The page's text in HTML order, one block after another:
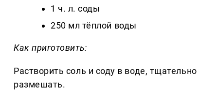
1 ч. л. соды
250 мл тёплой воды
Как приготовить:
Растворить соль и соду в воде, тщательно
размешать.